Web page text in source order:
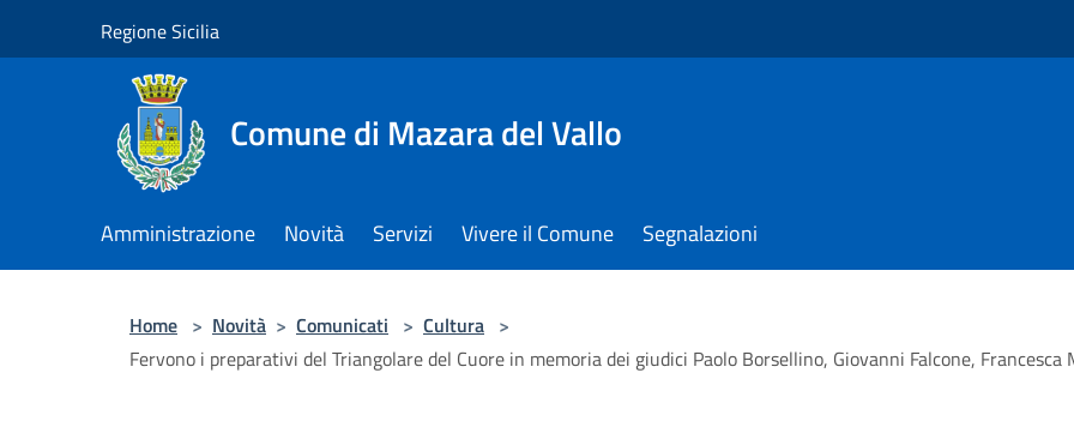
Regione Sicilia
Comune di Mazara del Vallo
Amministrazione Novità Servizi Vivere il Comune Segnalazioni
Home > Novità > Comunicati > Cultura >
Fervono i preparativi del Triangolare del Cuore in memoria dei giudici Paolo Borsellino, Giovanni Falcone,